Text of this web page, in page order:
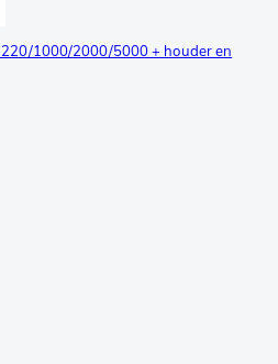
1000/2000/5000 + houder en